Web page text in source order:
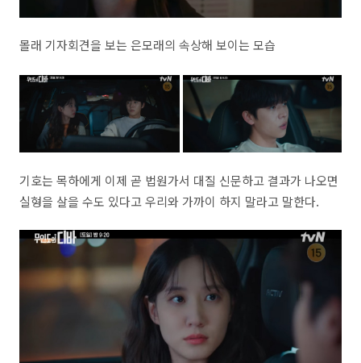
몰래 기자회견을 보는 은모래의 속상해 보이는 모습
기호는 목하에게 이제 곧 법원가서 대질 신문하고 결과가 나오면
실형을 살을 수도 있다고 우리와 가까이 하지 말라고 말한다.